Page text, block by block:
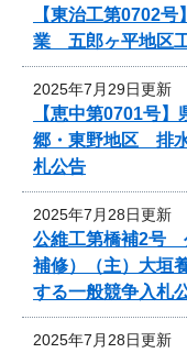
【東治工第0702
業 五郎ヶ平地区
2025年7月29日更新
【恵中第0701号
郷・東野地区 排
札公告
2025年7月28日更新
公維工第橋補2号
補修）（主）大垣
する一般競争入札
2025年7月28日更新